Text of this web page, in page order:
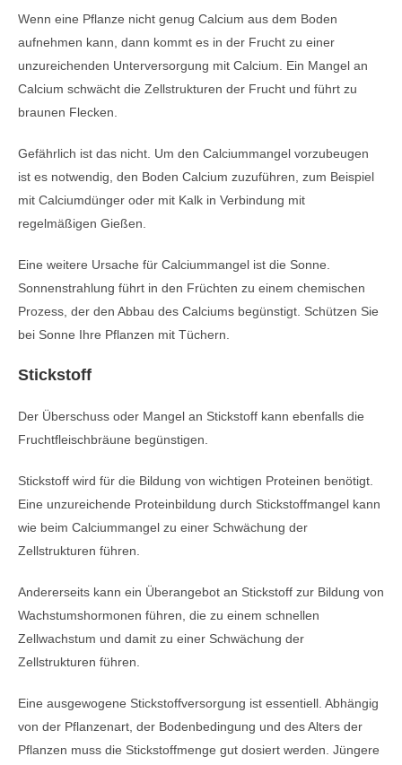
Wenn eine Pflanze nicht genug Calcium aus dem Boden
aufnehmen kann, dann kommt es in der Frucht zu einer
unzureichenden Unterversorgung mit Calcium. Ein Mangel an
Calcium schwächt die Zellstrukturen der Frucht und führt zu
braunen Flecken.
Gefährlich ist das nicht. Um den Calciummangel vorzubeugen
ist es notwendig, den Boden Calcium zuzuführen, zum Beispiel
mit Calciumdünger oder mit Kalk in Verbindung mit
regelmäßigen Gießen.
Eine weitere Ursache für Calciummangel ist die Sonne.
Sonnenstrahlung führt in den Früchten zu einem chemischen
Prozess, der den Abbau des Calciums begünstigt. Schützen Sie
bei Sonne Ihre Pflanzen mit Tüchern.
Stickstoff
Der Überschuss oder Mangel an Stickstoff kann ebenfalls die
Fruchtfleischbräune begünstigen.
Stickstoff wird für die Bildung von wichtigen Proteinen benötigt.
Eine unzureichende Proteinbildung durch Stickstoffmangel kann
wie beim Calciummangel zu einer Schwächung der
Zellstrukturen führen.
Andererseits kann ein Überangebot an Stickstoff zur Bildung von
Wachstumshormonen führen, die zu einem schnellen
Zellwachstum und damit zu einer Schwächung der
Zellstrukturen führen.
Eine ausgewogene Stickstoffversorgung ist essentiell. Abhängig
von der Pflanzenart, der Bodenbedingung und des Alters der
Pflanzen muss die Stickstoffmenge gut dosiert werden. Jüngere